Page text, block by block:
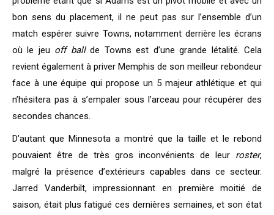
bon sens du placement, il ne peut pas sur l’ensemble d’un
match espérer suivre Towns, notamment derrière les écrans
où le jeu off ballde Towns est d’une grande létalité. Cela
revient également à priver Memphis de son meilleur rebondeur
face à une équipe qui propose un 5 majeur athlétique et qui
n’hésitera pas à s’empaler sous l’arceau pour récupérer des
secondes chances.
D’autant que Minnesota a montré que la taille et le rebond
pouvaient être de très gros inconvénients de leur roster,
malgré la présence d’extérieurs capables dans ce secteur.
Jarred Vanderbilt, impressionnant en première moitié de
saison, était plus fatigué ces dernières semaines, et son état